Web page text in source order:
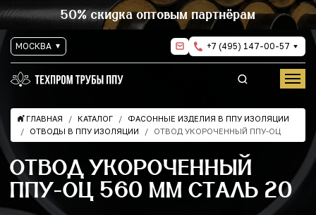
50% скидка оптовым партнёрам
МОСКВА +7 (495) 147-00-57
ГЛАВНАЯ КАТАЛОГ
ФАСОННЫЕ ИЗДЕЛИЯ В ППУ ИЗОЛЯЦИИ
ОТВОДЫ В ППУ ИЗОЛЯЦИИ
ОТВОД УКОРОЧЕННЫЙ ППУ-ОЦ
ОТВОД УКОРОЧЕННЫЙ
ППУ-ОЦ 560 ММ СТАЛЬ 20